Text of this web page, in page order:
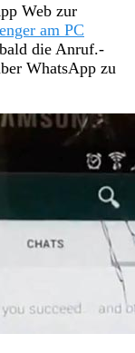
Web zur
am PC
die Anruf.-
WhatsApp zu